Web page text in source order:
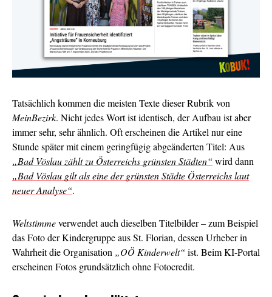
Tatsächlich kommen die meisten Texte dieser Rubrik von
MeinBezirk. Nicht jedes Wort ist identisch, der Aufbau ist aber
immer sehr, sehr ähnlich. Oft erscheinen die Artikel nur eine
Stunde später mit einem geringfügig abgeänderten Titel: Aus
„Bad Vöslau zählt zu Österreichs grünsten Städten“ wird dann
„Bad Vöslau gilt als eine der grünsten Städte Österreichs laut
neuer Analyse“.
Weltstimmeverwendet auch dieselben Titelbilder – zum Beispiel
das Foto der Kindergruppe aus St. Florian, dessen Urheber in
Wahrheit die Organisation „OÖ Kinderwelt“ ist. Beim KI-Portal
erscheinen Fotos grundsätzlich ohne Fotocredit.